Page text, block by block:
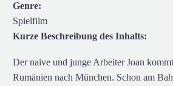
Genre:
Spielfilm
Kurze Beschreibung des Inhalts:
Der naive und junge Arbeiter Joan
Rumänien nach München. Schon am